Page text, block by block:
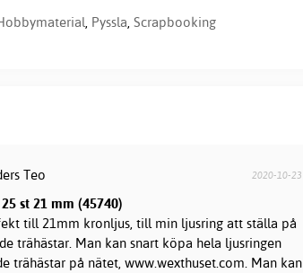
, Pyssla, Scrapbooking
Teo 2020-10-23
st 21 mm (45740)
till 21mm kronljus, till min ljusring att ställa på
trähästar. Man kan snart köpa hela ljusringen
trähästar på nätet, www.wexthuset.com. Man kan